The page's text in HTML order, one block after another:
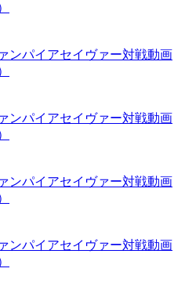
ンパイアセイヴァー対戦動画
ンパイアセイヴァー対戦動画
ンパイアセイヴァー対戦動画
ンパイアセイヴァー対戦動画